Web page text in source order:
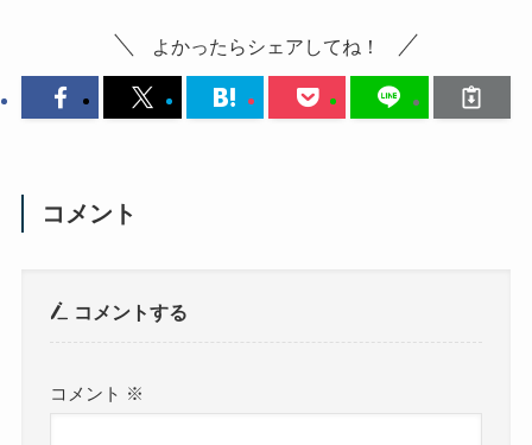
よかったらシェアしてね！
コメント
コメントする
コメント ※